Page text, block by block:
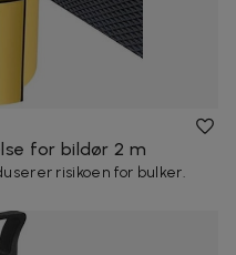
for bildør 2 m
risikoen for bulker.